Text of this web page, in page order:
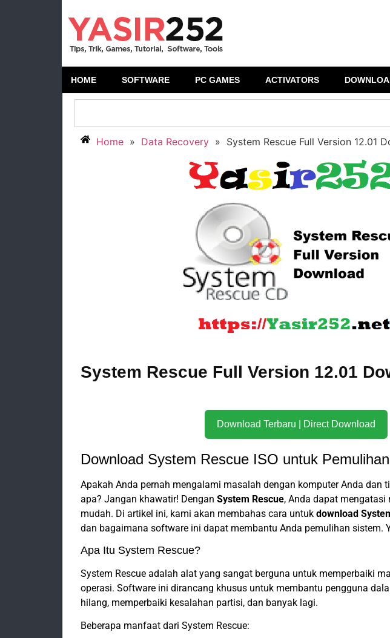
HOME SOFTWARE PC GAMES ACTIVATORS
Home » Data Recovery » System Rescue Full Version 12.01
System Rescue Full Version 12.01
Download Terbaru | Direct Download
Download System Rescue ISO untuk
Apakah Anda pernah mengalami masalah dengan komputer Anda dan
apa? Jangan khawatir! Dengan System Rescue, Anda dapat
mudah. Di artikel ini, kami akan membahas cara untuk download
dan bagaimana software ini dapat membantu Anda pemulihan sistem.
Apa Itu System Rescue?
System Rescue adalah alat yang sangat berguna untuk memperbaiki
operasi. Software ini dirancang khusus untuk membantu pengguna
hilang, memperbaiki kesalahan partisi, dan banyak lagi.
Beberapa manfaat dari System Rescue: